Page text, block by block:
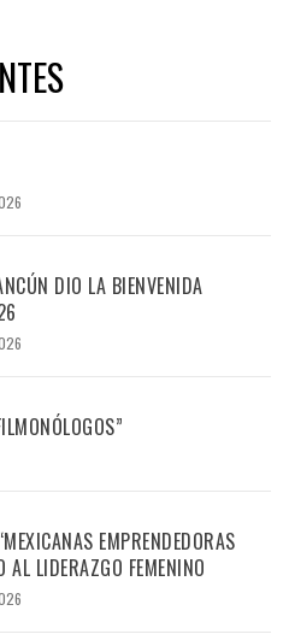
DIO LA BIENVENIDA
EMPRENDEDORAS
LIDERAZGO FEMENINO